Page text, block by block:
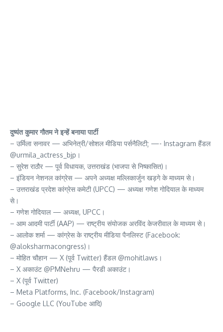
दुष्यंत कुमार गौतम ने इन्हें बनाया पार्टी
– उर्मिला सनावर — अभिनेत्री/सोशल मीडिया पर्सनैलिटी; —- Instagram हैंडल
@urmila_actress_bjp।
– सुरेश राठौर — पूर्व विधायक, उत्तराखंड (भाजपा से निष्कासित)।
– इंडियन नेशनल कांग्रेस — अपने अध्यक्ष मल्लिकार्जुन खड़गे के माध्यम से।
– उत्तराखंड प्रदेश कांग्रेस कमेटी (UPCC) — अध्यक्ष गणेश गोदियाल के माध्यम
से।
– गणेश गोदियाल — अध्यक्ष, UPCC।
– आम आदमी पार्टी (AAP) — राष्ट्रीय संयोजक अरविंद केजरीवाल के माध्यम से।
– आलोक शर्मा — कांग्रेस के राष्ट्रीय मीडिया पैनलिस्ट (Facebook:
@aloksharmacongress)।
– मोहित चौहान — X (पूर्व Twitter) हैंडल @mohitlaws।
– X अकाउंट @PMNehru — पैरडी अकाउंट।
– X (पूर्व Twitter)
– Meta Platforms, Inc. (Facebook/Instagram)
– Google LLC (YouTube आदि)